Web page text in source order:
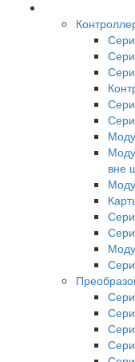
вне